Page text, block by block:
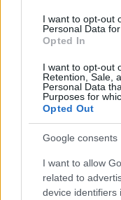
I want to opt-out
Personal Data
Opted In
I want to opt-out
Retention, Sale,
Personal Data
Purposes for
Opted Out
Google consents
I want to allow
related to
device identifiers
Alla Sapienza
Palestina. Anche